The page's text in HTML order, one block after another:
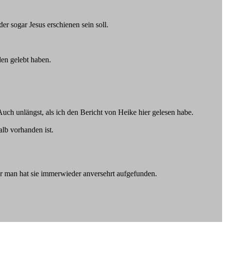
sogar Jesus erschienen sein soll.
gelebt haben.
unlängst, als ich den Bericht von Heike hier gelesen habe.
vorhanden ist.
hat sie immerwieder anversehrt aufgefunden.